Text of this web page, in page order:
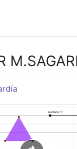
Abrir sesión